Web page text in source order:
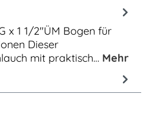
x 1 1/2"ÜM Bogen für
Dieser
mit praktisch… Mehr